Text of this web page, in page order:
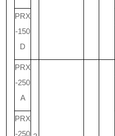
PRX
-150
D
PRX
-250
A
PRX
-250